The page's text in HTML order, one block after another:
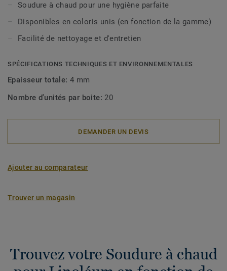
Soudure à chaud pour une hygiène parfaite
Disponibles en coloris unis (en fonction de la gamme)
Facilité de nettoyage et d'entretien
SPÉCIFICATIONS TECHNIQUES ET ENVIRONNEMENTALES
Epaisseur totale: 4 mm
Nombre d'unités par boite: 20
DEMANDER UN DEVIS
Ajouter au comparateur
Trouver un magasin
Trouvez votre Soudure à chaud